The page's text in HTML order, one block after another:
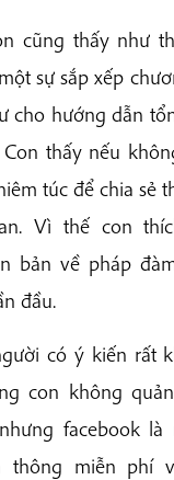
cũng thấy như
sự sắp xếp
cho hướng dẫn
thấy nếu
túc để chia sẻ
Vì thế con
bản về pháp
đầu.
có ý kiến rất
con không
facebook là
thông miễn phí